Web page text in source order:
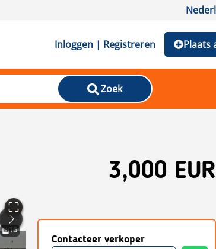
Inloggen | Registreren Plaats
Zoek
3,000 EUR
18
Contacteer verkoper